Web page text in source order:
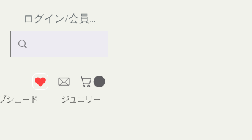
ログイン/会員登録
シェード ジュエリー